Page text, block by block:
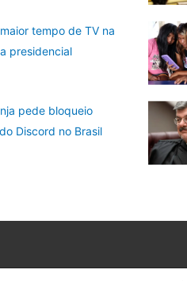
tempo de TV na
presidencial
pede bloqueio
Discord no Brasil